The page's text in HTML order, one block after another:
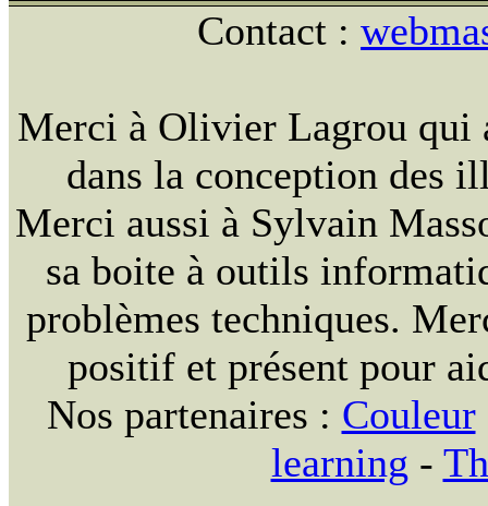
Contact :
Merci à Olivier Lagrou qui
dans la conception des
Merci aussi à Sylvain
sa boite à outils
problèmes techniques.
positif et présent pour
Nos partenaires : Couleur
learning -